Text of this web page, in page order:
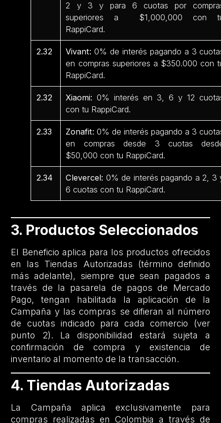
2 y 3 y para 6 cuotas por
superiores a $1,000,000 con
RappiCard.
2.32 Vivant:0% de interés pagando a 3
en compras superiores a $350.000 con
RappiCard.
2.32 Xiaomi: 0% interés en 3, 6 y 12
con tu RappiCard.
2.33 Zonafit:0% de interés pagando a 3
en compras desde 3 cuotas
$50,000 con tu RappiCard.
2.34 Clevercel: 0% de interés pagando a 2, 3
6 cuotas con tu RappiCard.
3. Productos Seleccionados
El Beneficio aplica para los productos ofrecidos
en las Tiendas Autorizadas (término definido
más adelante), siempre que sean pagados a
través de la pasarela de pagos de Mercado
Pago, tengan habilitada la aplicación de la
Campaña y las compras se difieran al número
de cuotas indicado para cada comercio (ver
punto 2). La disponibilidad estará sujeta a
confirmación de compra y existencia de
inventario al momento de la transacción.
4. Tiendas Autorizadas
La Campaña aplica exclusivamente para
compras realizadas en Colombia a través de